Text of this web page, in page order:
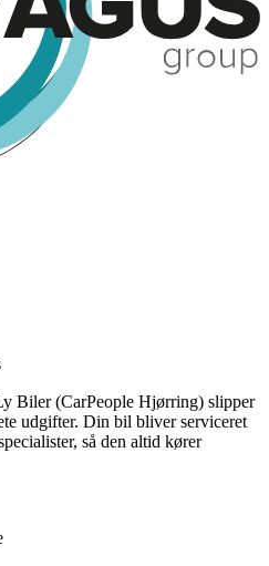
Biler (CarPeople Hjørring) slipper
udgifter. Din bil bliver serviceret
så den altid kører